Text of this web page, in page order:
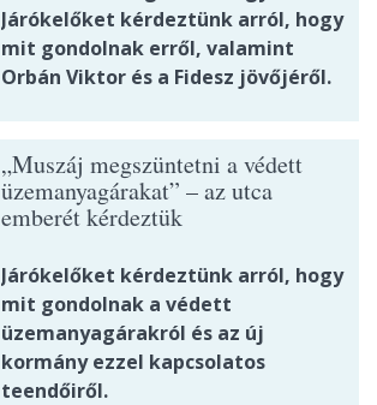
Járókelőket kérdeztünk arról, hogy
mit gondolnak erről, valamint
Orbán Viktor és a Fidesz jövőjéről.
„Muszáj megszüntetni a védett
üzemanyagárakat” – az utca
emberét kérdeztük
Járókelőket kérdeztünk arról, hogy
mit gondolnak a védett
üzemanyagárakról és az új
kormány ezzel kapcsolatos
teendőiről.